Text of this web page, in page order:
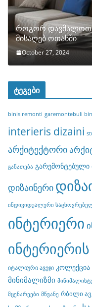
როგორ დავმალოთ
მისაღებ ოთახში
October 27, 2024
ტეგები
binis remonti garemontebuli
interieris dizaini
არქიტექტორი
განათება გარემონტებული
დიზაინერი
ინდივიდუალური
ინტერიერი
იტალიური ავეჯი კოლექცია
მინიმალიზმი
მცენარეები მწვანე რბილი